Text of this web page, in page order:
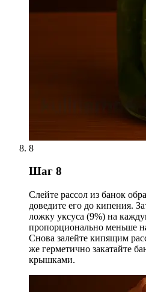
8
Шаг 8
Слейте рассол из банок
доведите его до кипения.
ложку уксуса (9%) на
пропорционально меньше
Снова залейте кипящим
же герметично закатайте
крышками.